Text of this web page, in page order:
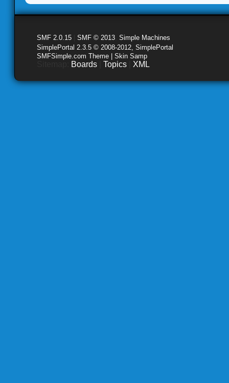
SMF 2.0.15 SMF © 2013 Simple Machines
SimplePortal 2.3.5 © 2008-2012, SimplePortal
SMFSimple.com Theme | Skin Samp
Boards Topics XML